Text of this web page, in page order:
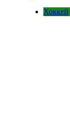
Хоккей